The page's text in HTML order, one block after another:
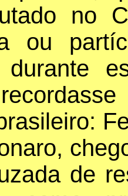
no
ou
durante
de